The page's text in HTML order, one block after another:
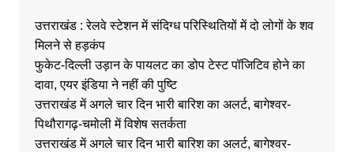
उत्तराखंड : रेलवे स्टेशन में संदिग्ध परिस्थितियों में दो लोगों के शव
मिलने से हड़कंप
फुकेट-दिल्ली उड़ान के पायलट का डोप टेस्ट पॉजिटिव होने का
दावा, एयर इंडिया ने नहीं की पुष्टि
उत्तराखंड में अगले चार दिन भारी बारिश का अलर्ट, बागेश्वर-
पिथौरागढ़-चमोली में विशेष सतर्कता
उत्तराखंड में अगले चार दिन भारी बारिश का अलर्ट, बागेश्वर-